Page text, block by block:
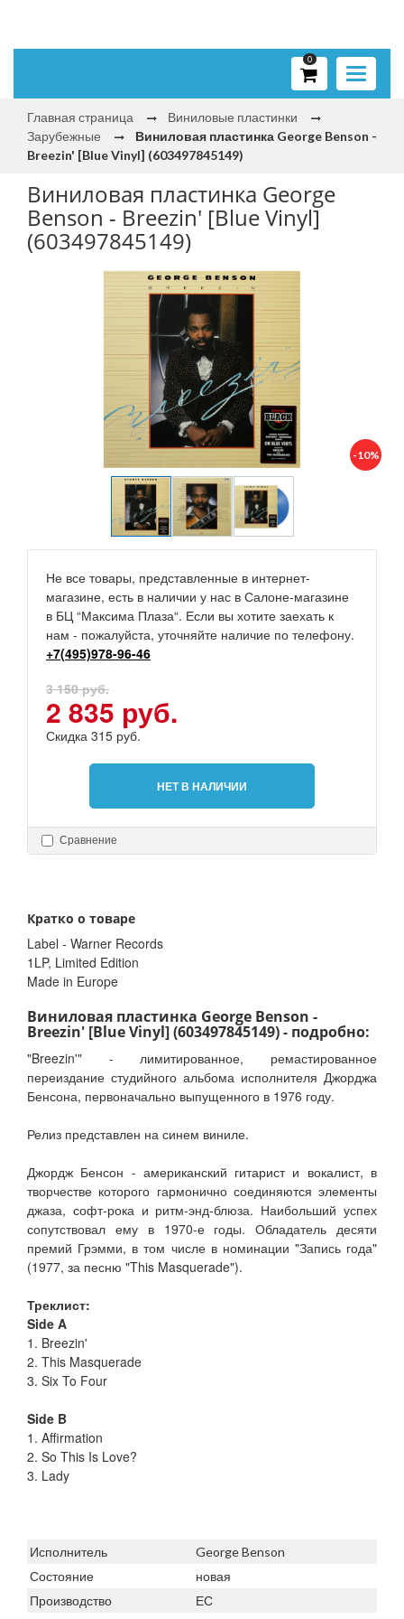
Toggle
0
Главная страница
Виниловые пластинки
Зарубежные
Виниловая пластинка George Benson -
Breezin' [Blue Vinyl] (603497845149)
Виниловая пластинка George
Benson - Breezin' [Blue Vinyl]
(603497845149)
-10%
Не все товары, представленные в интернет-
магазине, есть в наличии у нас в Салоне-магазине
в БЦ “Максима Плаза“. Если вы хотите заехать к
нам - пожалуйста, уточняйте наличие по телефону.
+7(495)978-96-46
3 150 руб.
2 835 руб.
Скидка 315 руб.
НЕТ В НАЛИЧИИ
Сравнение
Кратко о товаре
Label - Warner Records
1LP, Limited Edition
Made in Europe
Виниловая пластинка George Benson -
Breezin' [Blue Vinyl] (603497845149) - подробно:
"Breezin'" - лимитированное, ремастированное
переиздание студийного альбома исполнителя Джорджа
Бенсона, первоначально выпущенного в 1976 году.
Релиз представлен на синем виниле.
Джордж Бенсон - американский гитарист и вокалист, в
творчестве которого гармонично соединяются элементы
джаза, софт-рока и ритм-энд-блюза. Наибольший успех
сопутствовал ему в 1970-е годы. Обладатель десяти
премий Грэмми, в том числе в номинации "Запись года"
(1977, за песню "This Masquerade").
Треклист:
Side A
1. Breezin'
2. This Masquerade
3. Six To Four
Side B
1. Affirmation
2. So This Is Love?
3. Lady
Исполнитель
George Benson
Состояние
новая
Производство
ЕС